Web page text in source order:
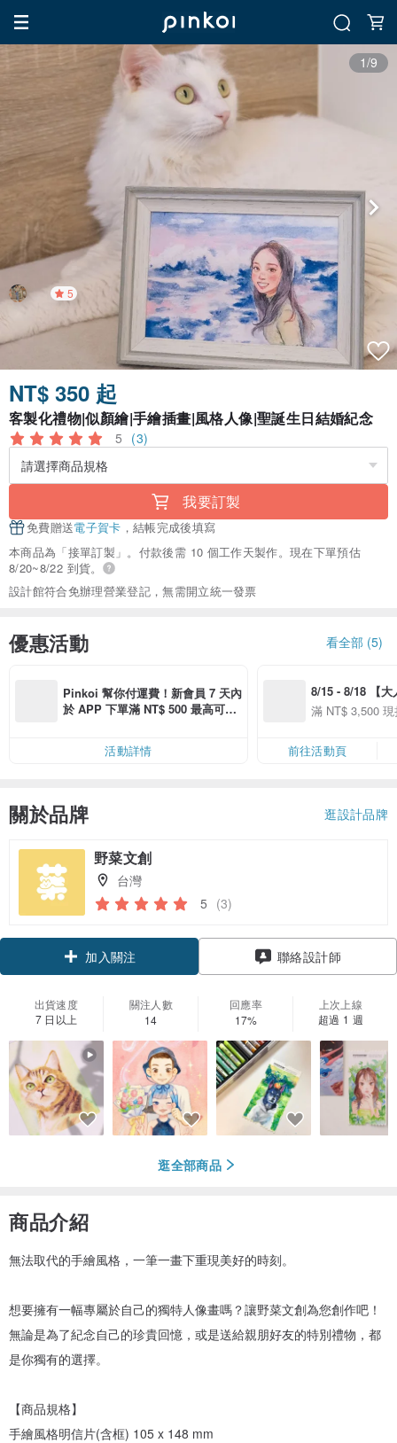
1/9
5
NT$ 350 起
客製化禮物|似顏繪|手繪插畫|風格人像|聖誕生日結婚紀念
5 (3)
我要訂製
免費贈送電子賀卡 ，結帳完成後填寫
本商品為「接單訂製」。付款後需 10 個工作天製作。現在下單預估
8/20~8/22 到貨。
設計館符合免辦理營業登記，無需開立統一發票
優惠活動 看全部 (5)
Pinkoi 幫你付運費！新會員 7 天內
於 APP 下單滿 NT$ 500 最高可折
活動詳情
8/15 - 8/18 【大
季】滿
滿 NT$ 3,500
前往活動頁
關於品牌 逛設計品牌
野菜文創
台灣
5 (3)
加入關注
聯絡設計師
出貨速度
7 日以上
關注人數
14
回應率
17%
上次上線
超過 1 週
逛全部商品
商品介紹
無法取代的手繪風格，一筆一畫下重現美好的時刻。
想要擁有一幅專屬於自己的獨特人像畫嗎？讓野菜文創為您創作吧！
無論是為了紀念自己的珍貴回憶，或是送給親朋好友的特別禮物，都
是你獨有的選擇。
【商品規格】
手繪風格明信片(含框) 105 x 148 mm